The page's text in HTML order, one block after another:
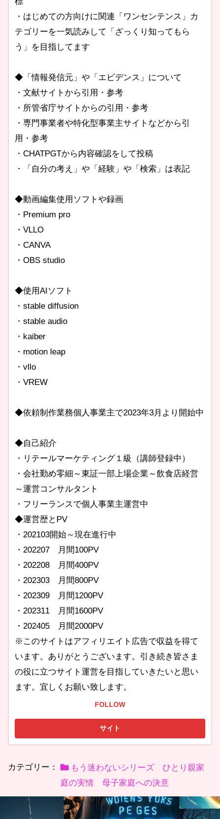
・はじめての方向けに関連「ワンセンテンス」カ
テゴリーを一気読みして「ざっくり知ってもら
う」を目指してます
◆「情報発信元」や「エビデンス」について
・文献サイトから引用・参考
・所管省庁サイトからの引用・参考
・専門事業者や特化型事業主サイトなどから引
用・参考
・CHATPGTから内容確認をして投稿
・「自分の考え」や「経験」や「検索」は表記
◆動画編集使用ソフトや録画
・Premium pro
・VLLO
・CANVA
・OBS studio
◆使用AIソフト
・stable diffusion
・stable audio
・kaiber
・motion leap
・vllo
・VREW
◆依頼制作業務個人事業主で2023年3月より開始中
◆自己紹介
・リテールマーケティング１級（講師登録中）
・会社勤め零細～東証一部上場企業～飲食店経営
～運営コンサルタント
・フリーランスで個人事業主運営中
◆運営歴とPV
・202103開始～現在進行中
・202207 月間100PV
・202208 月間400PV
・202303 月間800PV
・202309 月間1200PV
・202311 月間1600PV
・202405 月間2000PV
※このサイトはアフィリエイト広告で収益を得て
います。ありがとうございます。引き続き皆さま
の役に立つサイト運営を目指していきたいと思い
ます。宜しくお願い致します。
FOLLOW
カテゴリー：
もう迷わないシリーズ ひとり親家
庭の実情 母子家庭への決意